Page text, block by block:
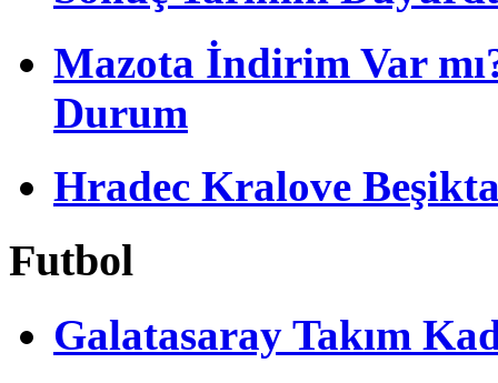
Mazota İndirim Var
Durum
Hradec Kralove
Futbol
Galatasaray Takım